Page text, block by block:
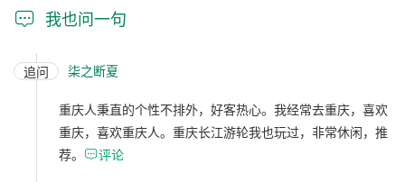
 我也问一句
追问 柒之断夏
重庆人秉直的个性不排外，好客热心。我经常去重庆，喜欢
重庆，喜欢重庆人。重庆长江游轮我也玩过，非常休闲，推
荐。 评论